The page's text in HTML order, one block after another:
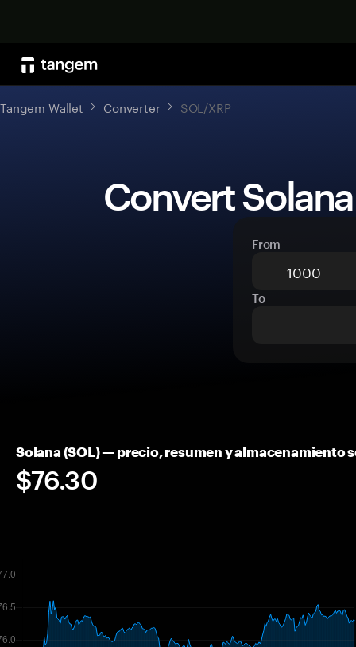
Tangem Wallet Converter SOL/XRP
Convert
From
To
Solana (SOL) — precio, resumen y almacenamiento
$76.30